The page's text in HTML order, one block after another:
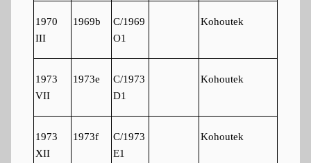
1970
III
1969b
C/1969
O1
Kohoutek
1973
VII
1973e
C/1973
D1
Kohoutek
1973
XII
1973f
C/1973
E1
Kohoutek